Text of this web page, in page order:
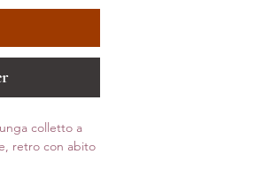
colletto a
retro con abito